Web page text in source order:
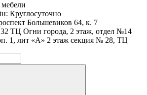
Круглосуточно
Большевиков 64, к. 7
ТЦ Огни города, 2 этаж, отдел №14
1, лит «А» 2 этаж секция № 28, ТЦ